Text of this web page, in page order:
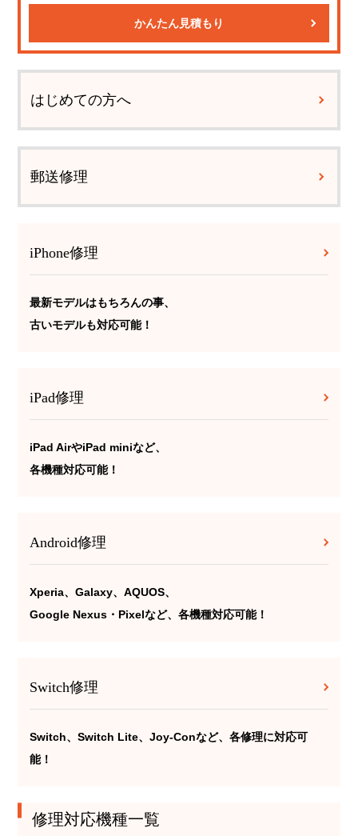
かんたん見積もり
はじめての方へ
郵送修理
iPhone修理
最新モデルはもちろんの事、
古いモデルも対応可能！
iPad修理
iPad AirやiPad miniなど、
各機種対応可能！
Android修理
Xperia、Galaxy、AQUOS、
Google Nexus・Pixelなど、各機種対応可能！
Switch修理
Switch、Switch Lite、Joy-Conなど、各修理に対応可
能！
修理対応機種一覧